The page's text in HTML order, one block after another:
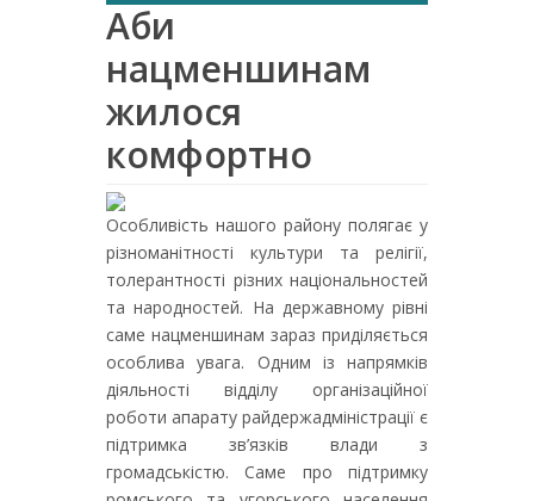
Аби
нацменшинам
жилося
комфортно
Особливість нашого району полягає у
різноманітності культури та релігії,
толерантності різних національностей
та народностей. На державному рівні
саме нацменшинам зараз приділяється
особлива увага. Одним із напрямків
діяльності відділу організаційної
роботи апарату райдержадміністрації є
підтримка зв’язків влади з
громадськістю. Саме про підтримку